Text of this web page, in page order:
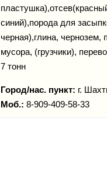
Гороскоп
синий),порода для
черная),глина, чернозем,
мусора, (грузчики),
7 тонн
Город/нас. пункт: г.
Моб.: 8-909-409-58-33